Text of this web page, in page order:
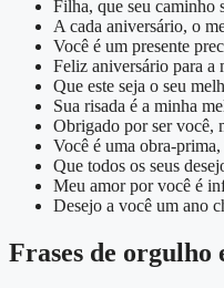
Filha, que seu caminho
A cada aniversário, o
Você é um presente
Feliz aniversário para a
Que este seja o seu
Sua risada é a minha
Obrigado por ser você,
Você é uma obra-
Que todos os seus
Meu amor por você é
Desejo a você um ano
Frases de orgulho